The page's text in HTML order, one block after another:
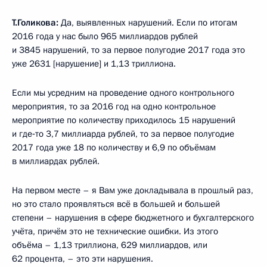
Т.Голикова: Да, выявленных нарушений. Если по итогам
2016 года у нас было 965 миллиардов рублей
и 3845 нарушений, то за первое полугодие 2017 года это
уже 2631 [нарушение] и 1,13 триллиона.
Если мы усредним на проведение одного контрольного
мероприятия, то за 2016 год на одно контрольное
мероприятие по количеству приходилось 15 нарушений
и где‑то 3,7 миллиарда рублей, то за первое полугодие
2017 года уже 18 по количеству и 6,9 по объёмам
в миллиардах рублей.
На первом месте – я Вам уже докладывала в прошлый раз,
но это стало проявляться всё в большей и большей
степени – нарушения в сфере бюджетного и бухгалтерского
учёта, причём это не технические ошибки. Из этого
объёма – 1,13 триллиона, 629 миллиардов, или
62 процента, – это эти нарушения.